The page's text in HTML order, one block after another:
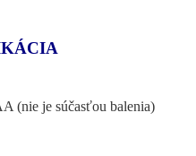
(nie je súčasťou balenia)